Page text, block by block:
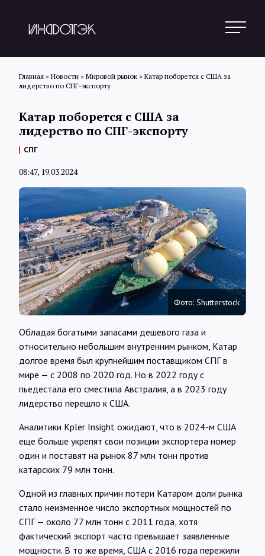
Статьи
Обзоры
Интервью
Карты
О нас
@Infotek_Russia
Главная » Новости » Мировой рынок » Катар поборется с США за
лидерство по СПГ-экспорту
Катар поборется с США за
лидерство по СПГ-экспорту
СПГ
08:47, 19.03.2024
Фото: Shutterstock
Обладая богатыми запасами дешевого газа и
относительно небольшим внутренним рынком, Катар
долгое время был крупнейшим поставщиком СПГ в
мире — с 2008 по 2020 год. Но в 2022 году с
пьедестала его сместила Австралия, а в 2023 году
лидерство перешло к США.
Аналитики Kpler Insight ожидают, что в 2024-м США
еще больше укрепят свои позиции экспортера номер
один и поставят на рынок 87 млн тонн против
катарских 79 млн тонн.
Одной из главных причин потери Катаром доли рынка
стало неизменное число экспортных мощностей по
СПГ — около 77 млн тонн с 2011 года, хотя
фактический экспорт часто превышает заявленные
мощности. В то же время, США с 2016 года пережили